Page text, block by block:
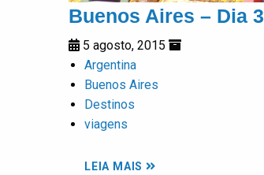
Buenos Aires – Dia 3
5 agosto, 2015
Argentina
Buenos Aires
Destinos
viagens
LEIA MAIS